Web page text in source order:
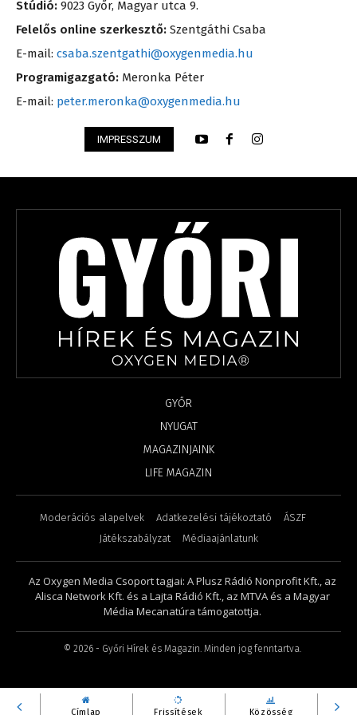
Címlap Frissítések Közösség
Stúdió: 9023 Győr, Magyar utca 9.
Felelős online szerkesztő: Szentgáthi Csaba
E-mail: csaba.szentgathi@oxygenmedia.hu
Programigazgató: Meronka Péter
E-mail: peter.meronka@oxygenmedia.hu
IMPRESSZUM
GYŐR
NYUGAT
MAGAZINJAINK
LIFE MAGAZIN
Moderációs alapelvek Adatkezelési tájékoztató
ÁSZF
Játékszabályzat
Médiaajánlatunk
Az Oxygen Media Csoport tagjai: A Plusz Rádió Nonprofit Kft., az
Alisca Network Kft. és a Lajta Rádió Kft., az MTVA és a Magyar
Média Mecanatúra támogatottja.
© 2026 - Győri Hírek és Magazin. Minden jog fenntartva.